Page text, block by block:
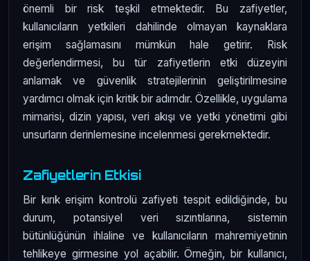
önemli bir risk teşkil etmektedir. Bu zafiyetler,
kullanıcıların yetkileri dahilinde olmayan kaynaklara
erişim sağlamasını mümkün hale getirir. Risk
değerlendirmesi, bu tür zafiyetlerin etki düzeyini
anlamak ve güvenlik stratejilerinin geliştirilmesine
yardımcı olmak için kritik bir adımdır. Özellikle, uygulama
mimarisi, dizin yapısı, veri akışı ve yetki yönetimi gibi
unsurların derinlemesine incelenmesi gerekmektedir.
Zafiyetlerin Etkisi
Bir kırık erişim kontrolü zafiyeti tespit edildiğinde, bu
durum, potansiyel veri sızıntılarına, sistemin
bütünlüğünün ihlaline ve kullanıcıların mahremiyetinin
tehlikeye girmesine yol açabilir. Örneğin, bir kullanıcı,